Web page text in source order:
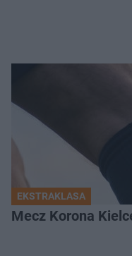
EKSTRAKLASA
Mecz Korona